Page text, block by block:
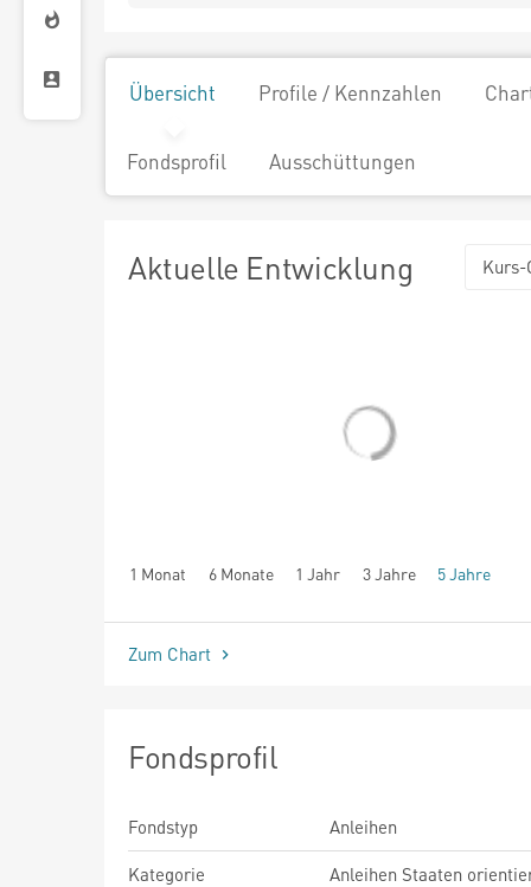
Übersicht Profile / Kennzahlen
Fondsprofil Ausschüttungen
Aktuelle Entwicklung Kurs-
1 Monat 6 Monate 1 Jahr 3 Jahre 5 Jahre
seit Beginn
Zum Chart
Fondsprofil
Fondstyp
Anleihen
Kategorie
Anleihen Staaten